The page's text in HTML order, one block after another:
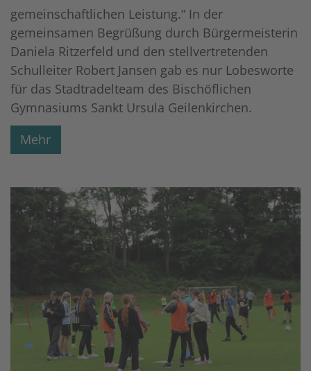
gemeinschaftlichen Leistung.“ In der
gemeinsamen Begrüßung durch Bürgermeisterin
Daniela Ritzerfeld und den stellvertretenden
Schulleiter Robert Jansen gab es nur Lobesworte
für das Stadtradelteam des Bischöflichen
Gymnasiums Sankt Ursula Geilenkirchen.
Mehr